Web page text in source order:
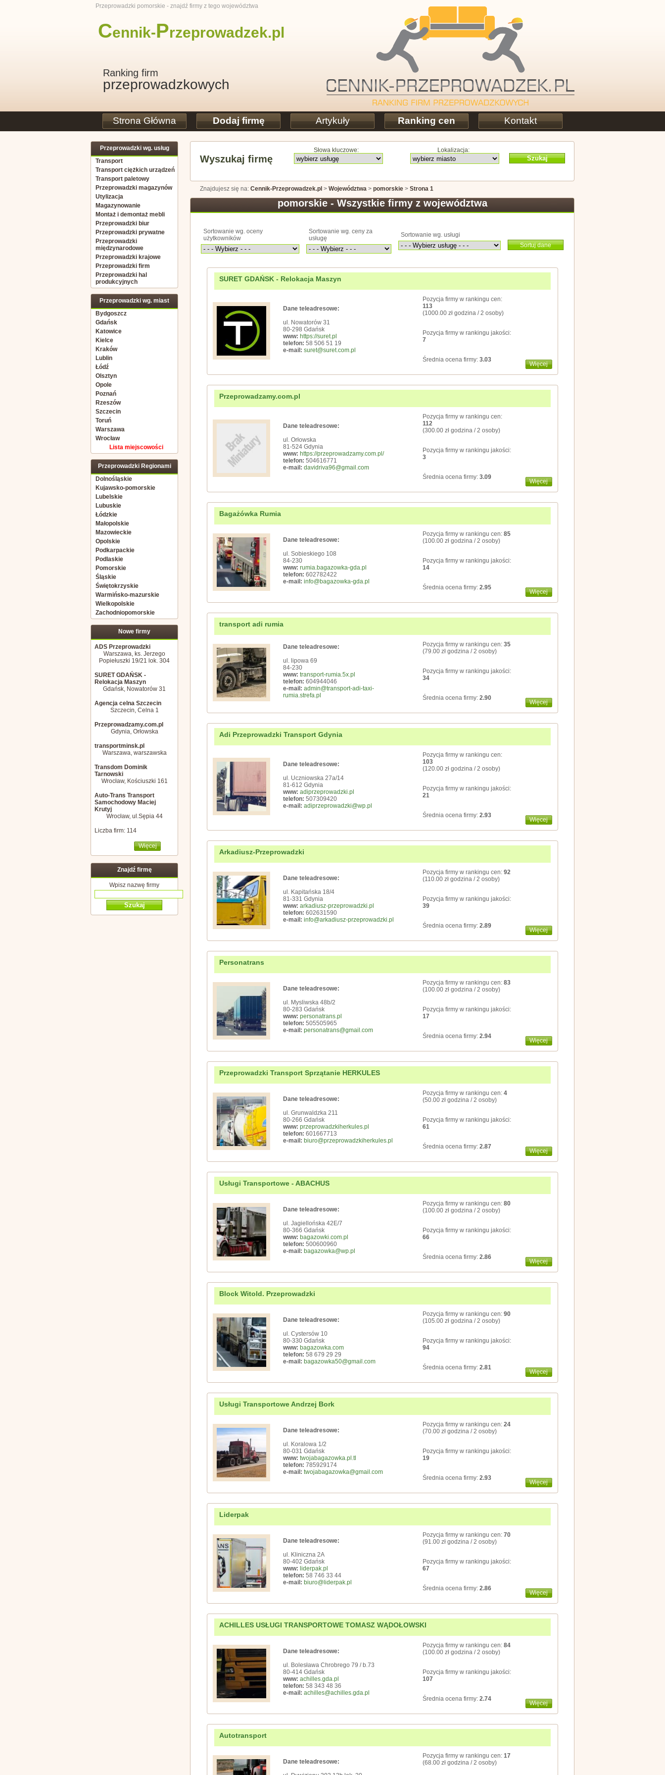
Przeprowadzki pomorskie - znajdź firmy z tego województwa
Cennik-Przeprowadzek.pl
Ranking firm
przeprowadzkowych
Strona Główna Dodaj firmę Artykuły Ranking cen Kontakt
Przeprowadzki wg. usług
Transport
Transport ciężkich urządzeń
Transport paletowy
Przeprowadzki magazynów
Utylizacja
Magazynowanie
Montaż i demontaż mebli
Przeprowadzki biur
Przeprowadzki prywatne
Przeprowadzki
międzynarodowe
Przeprowadzki krajowe
Przeprowadzki firm
Przeprowadzki hal
produkcyjnych
Przeprowadzki wg. miast
Bydgoszcz
Gdańsk
Katowice
Kielce
Kraków
Lublin
Łódź
Olsztyn
Opole
Poznań
Rzeszów
Szczecin
Toruń
Warszawa
Wrocław
Lista miejscowości
Przeprowadzki Regionami
Dolnośląskie
Kujawsko-pomorskie
Lubelskie
Lubuskie
Łódzkie
Małopolskie
Mazowieckie
Opolskie
Podkarpackie
Podlaskie
Pomorskie
Śląskie
Świętokrzyskie
Warmińsko-mazurskie
Wielkopolskie
Zachodniopomorskie
Nowe firmy
ADS Przeprowadzki
Warszawa, ks. Jerzego
Popiełuszki 19/21 lok. 304
SURET GDAŃSK -
Relokacja Maszyn
Gdańsk, Nowatorów 31
Agencja celna Szczecin
Szczecin, Celna 1
Przeprowadzamy.com.pl
Gdynia, Orłowska
transportminsk.pl
Warszawa, warszawska
Transdom Dominik
Tarnowski
Wrocław, Kościuszki 161
Auto-Trans Transport
Samochodowy Maciej
Krutyj
Wrocław, ul.Sępia 44
Liczba firm: 114
Więcej
Znajdź firmę
Wpisz nazwę firmy
Słowa kluczowe: Lokalizacja:
Wyszukaj firmę Szukaj
Znajdujesz się na: Cennik-Przeprowadzek.pl > Województwa > pomorskie > Strona 1
pomorskie - Wszystkie firmy z województwa
Sortowanie wg. oceny
użytkowników
Sortowanie wg. ceny za
usługę
Sortowanie wg. usługi
Sortuj dane
SURET GDAŃSK - Relokacja Maszyn
Dane teleadresowe:
ul. Nowatorów 31
80-298 Gdańsk
www: https://suret.pl
telefon: 58 506 51 19
e-mail: suret@suret.com.pl
Pozycja firmy w rankingu cen:
113
(1000.00 zł godzina / 2 osoby)
Pozycja firmy w rankingu jakości:
7
Średnia ocena firmy: 3.03
Więcej
Przeprowadzamy.com.pl
Dane teleadresowe:
ul. Orłowska
81-524 Gdynia
www: https://przeprowadzamy.com.pl/
telefon: 504616771
e-mail: davidriva96@gmail.com
Pozycja firmy w rankingu cen:
112
(300.00 zł godzina / 2 osoby)
Pozycja firmy w rankingu jakości:
3
Średnia ocena firmy: 3.09
Więcej
Bagażówka Rumia
Dane teleadresowe:
ul. Sobieskiego 108
84-230
www: rumia.bagazowka-gda.pl
telefon: 602782422
e-mail: info@bagazowka-gda.pl
Pozycja firmy w rankingu cen: 85
(100.00 zł godzina / 2 osoby)
Pozycja firmy w rankingu jakości:
14
Średnia ocena firmy: 2.95
Więcej
transport adi rumia
Dane teleadresowe:
ul. lipowa 69
84-230
www: transport-rumia.5x.pl
telefon: 604944046
e-mail: admin@transport-adi-taxi-
rumia.strefa.pl
Pozycja firmy w rankingu cen: 35
(79.00 zł godzina / 2 osoby)
Pozycja firmy w rankingu jakości:
34
Średnia ocena firmy: 2.90
Więcej
Adi Przeprowadzki Transport Gdynia
Dane teleadresowe:
ul. Uczniowska 27a/14
81-612 Gdynia
www: adiprzeprowadzki.pl
telefon: 507309420
e-mail: adiprzeprowadzki@wp.pl
Pozycja firmy w rankingu cen:
103
(120.00 zł godzina / 2 osoby)
Pozycja firmy w rankingu jakości:
21
Średnia ocena firmy: 2.93
Więcej
Arkadiusz-Przeprowadzki
Dane teleadresowe:
ul. Kapitańska 18/4
81-331 Gdynia
www: arkadiusz-przeprowadzki.pl
telefon: 602631590
e-mail: info@arkadiusz-przeprowadzki.pl
Pozycja firmy w rankingu cen: 92
(110.00 zł godzina / 2 osoby)
Pozycja firmy w rankingu jakości:
39
Średnia ocena firmy: 2.89
Więcej
Personatrans
Dane teleadresowe:
ul. Mysliwska 48b/2
80-283 Gdańsk
www: personatrans.pl
telefon: 505505965
e-mail: personatrans@gmail.com
Pozycja firmy w rankingu cen: 83
(100.00 zł godzina / 2 osoby)
Pozycja firmy w rankingu jakości:
17
Średnia ocena firmy: 2.94
Więcej
Przeprowadzki Transport Sprzątanie HERKULES
Dane teleadresowe:
ul. Grunwaldzka 211
80-266 Gdańsk
www: przeprowadzkiherkules.pl
telefon: 601667713
e-mail: biuro@przeprowadzkiherkules.pl
Pozycja firmy w rankingu cen: 4
(50.00 zł godzina / 2 osoby)
Pozycja firmy w rankingu jakości:
61
Średnia ocena firmy: 2.87
Więcej
Usługi Transportowe - ABACHUS
Dane teleadresowe:
ul. Jagiellońska 42E/7
80-366 Gdańsk
www: bagazowki.com.pl
telefon: 500600960
e-mail: bagazowka@wp.pl
Pozycja firmy w rankingu cen: 80
(100.00 zł godzina / 2 osoby)
Pozycja firmy w rankingu jakości:
66
Średnia ocena firmy: 2.86
Więcej
Block Witold. Przeprowadzki
Dane teleadresowe:
ul. Cystersów 10
80-330 Gdańsk
www: bagazowka.com
telefon: 58 679 29 29
e-mail: bagazowka50@gmail.com
Pozycja firmy w rankingu cen: 90
(105.00 zł godzina / 2 osoby)
Pozycja firmy w rankingu jakości:
94
Średnia ocena firmy: 2.81
Więcej
Usługi Transportowe Andrzej Bork
Dane teleadresowe:
ul. Koralowa 1/2
80-031 Gdańsk
www: twojabagazowka.pl.tl
telefon: 785929174
e-mail: twojabagazowka@gmail.com
Pozycja firmy w rankingu cen: 24
(70.00 zł godzina / 2 osoby)
Pozycja firmy w rankingu jakości:
19
Średnia ocena firmy: 2.93
Więcej
Liderpak
Dane teleadresowe:
ul. Kliniczna 2A
80-402 Gdańsk
www: liderpak.pl
telefon: 58 746 33 44
e-mail: biuro@liderpak.pl
Pozycja firmy w rankingu cen: 70
(91.00 zł godzina / 2 osoby)
Pozycja firmy w rankingu jakości:
67
Średnia ocena firmy: 2.86
Więcej
ACHILLES USŁUGI TRANSPORTOWE TOMASZ WĄDOŁOWSKI
Dane teleadresowe:
ul. Bolesława Chrobrego 79 / b.73
80-414 Gdańsk
www: achilles.gda.pl
telefon: 58 343 48 36
e-mail: achilles@achilles.gda.pl
Pozycja firmy w rankingu cen: 84
(100.00 zł godzina / 2 osoby)
Pozycja firmy w rankingu jakości:
107
Średnia ocena firmy: 2.74
Więcej
Autotransport
Dane teleadresowe:
Pozycja firmy w rankingu cen: 17
(68.00 zł godzina / 2 osoby)